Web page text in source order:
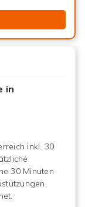
in
inkl. 30
30 Minuten